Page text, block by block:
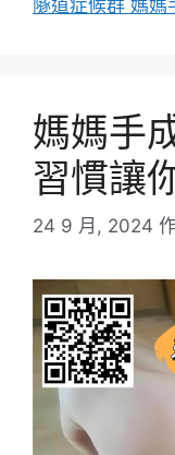
隧道症候群 媽媽
媽媽手
習慣讓
24 9 月, 2024